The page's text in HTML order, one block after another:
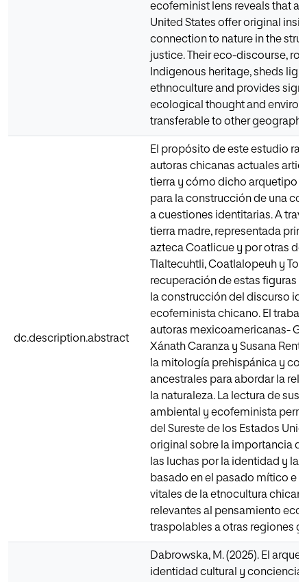
ecofeminist lens reveals that
United States offer original
connection to nature in the
justice. Their eco-discourse,
Indigenous heritage, sheds
ethnoculture and provides
ecological thought and
transferable to other
dc.description.abstract
El propósito de este estudio
autoras chicanas actuales
tierra y cómo dicho arquetipo
para la construcción de una
a cuestiones identitarias. A
tierra madre, representada
azteca Coatlicue y por otras
Tlaltecuhtli, Coatlalopeuh y
recuperación de estas figuras
la construcción del discurso
ecofeminista chicano. El
autoras mexicoamericanas-
Xánath Caranza y Susana
la mitología prehispánica y
ancestrales para abordar la
la naturaleza. La lectura de
ambiental y ecofeminista
del Sureste de los Estados
original sobre la importancia
las luchas por la identidad y la
basado en el pasado mítico e
vitales de la etnocultura
relevantes al pensamiento
traspolables a otras regiones
Dabrowska, M. (2025). El
identidad cultural y conciencia